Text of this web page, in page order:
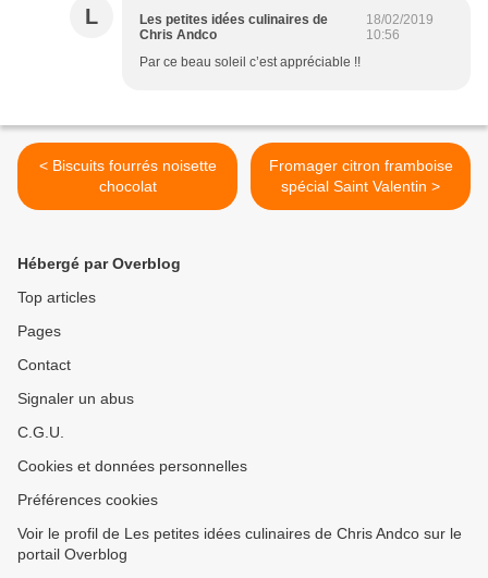
L
Les petites idées culinaires de
Chris Andco
18/02/2019
10:56
Par ce beau soleil c’est appréciable !!
< Biscuits fourrés noisette
chocolat
Fromager citron framboise
spécial Saint Valentin >
Hébergé par Overblog
Top articles
Pages
Contact
Signaler un abus
C.G.U.
Cookies et données personnelles
Préférences cookies
Voir le profil de Les petites idées culinaires de Chris Andco sur le
portail Overblog